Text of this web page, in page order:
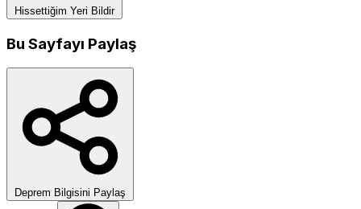
Hissettiğim Yeri Bildir
Bu Sayfayı Paylaş
Deprem Bilgisini Paylaş